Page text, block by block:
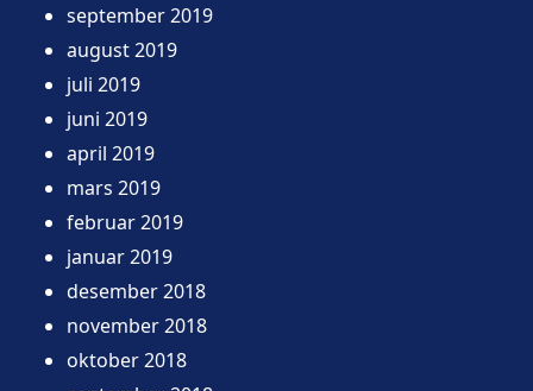
september 2019
august 2019
juli 2019
juni 2019
april 2019
mars 2019
februar 2019
januar 2019
desember 2018
november 2018
oktober 2018